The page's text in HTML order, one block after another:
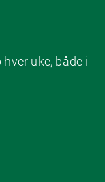
uke, både i